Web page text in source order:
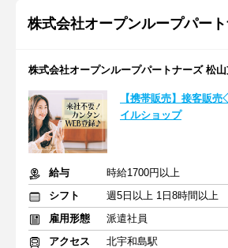
株式会社オープンループパー
株式会社オープンループパートナーズ 松
【携帯販売】接客販
イルショップ
給与
時給1700円以上
シフト
週5日以上 1日8時間以上
雇用形態
派遣社員
アクセス
北宇和島駅